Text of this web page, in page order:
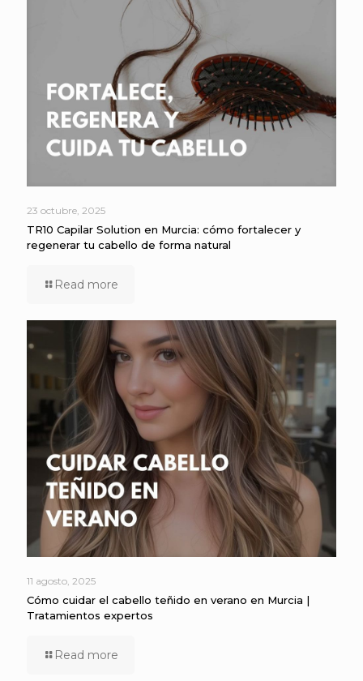
23 octubre, 2025
TR10 Capilar Solution en Murcia: cómo fortalecer y
regenerar tu cabello de forma natural
Read more
11 agosto, 2025
Cómo cuidar el cabello teñido en verano en Murcia |
Tratamientos expertos
Read more